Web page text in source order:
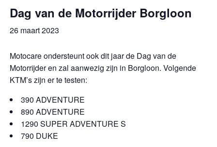
Dag van de Motorrijder Borgloon
26 maart 2023
Motocare ondersteunt ook dit jaar de Dag van de
Motorrijder en zal aanwezig zijn in Borgloon. Volgende
KTM’s zijn er te testen:
390 ADVENTURE
890 ADVENTURE
1290 SUPER ADVENTURE S
790 DUKE